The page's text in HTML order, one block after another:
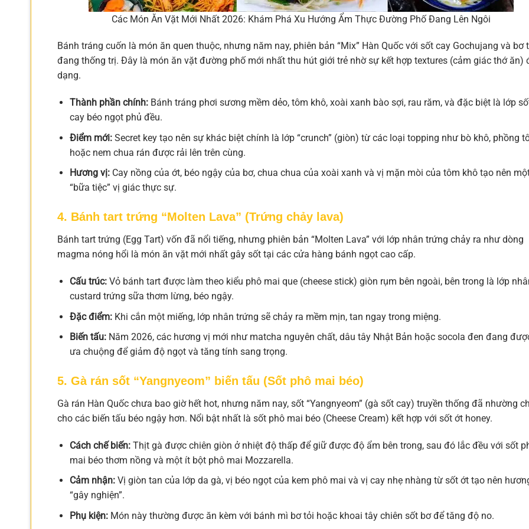
Các Món Ăn Vặt Mới Nhất 2026: Khám Phá Xu Hướng Ẩm Thực Đường Phố Đang Lên Ngôi
Bánh tráng cuốn là món ăn quen thuộc, nhưng năm nay, phiên bản “Mix” Hàn Quốc với sốt cay Gochujang và bơ
đang thống trị. Đây là món ăn vặt đường phố mới nhất thu hút giới trẻ nhờ sự kết hợp textures (cảm giác thớ ăn)
dạng.
Thành phần chính:Bánh tráng phơi sương mềm dẻo, tôm khô, xoài xanh bào sợi, rau răm, và đặc biệt là lớp
cay béo ngọt phủ đều.
Điểm mới:Secret key tạo nên sự khác biệt chính là lớp “crunch” (giòn) từ các loại topping như bò khô, phồng
hoặc nem chua rán được rải lên trên cùng.
Hương vị:Cay nồng của ớt, béo ngậy của bơ, chua chua của xoài xanh và vị mặn mòi của tôm khô tạo nên
“bữa tiệc” vị giác thực sự.
4. Bánh tart trứng “Molten Lava” (Trứng chảy lava)
Bánh tart trứng (Egg Tart) vốn đã nổi tiếng, nhưng phiên bản “Molten Lava” với lớp nhân trứng chảy ra như dòng
magma nóng hổi là món ăn vặt mới nhất gây sốt tại các cửa hàng bánh ngọt cao cấp.
Cấu trúc:Vỏ bánh tart được làm theo kiểu phô mai que (cheese stick) giòn rụm bên ngoài, bên trong là lớp
custard trứng sữa thơm lừng, béo ngậy.
Đặc điểm:Khi cắn một miếng, lớp nhân trứng sẽ chảy ra mềm mịn, tan ngay trong miệng.
Biến tấu:Năm 2026, các hương vị mới như matcha nguyên chất, dâu tây Nhật Bản hoặc socola đen đang
ưa chuộng để giảm độ ngọt và tăng tính sang trọng.
5. Gà rán sốt “Yangnyeom” biến tấu (Sốt phô mai béo)
Gà rán Hàn Quốc chưa bao giờ hết hot, nhưng năm nay, sốt “Yangnyeom” (gà sốt cay) truyền thống đã nhường
cho các biến tấu béo ngậy hơn. Nổi bật nhất là sốt phô mai béo (Cheese Cream) kết hợp với sốt ớt honey.
Cách chế biến:Thịt gà được chiên giòn ở nhiệt độ thấp để giữ được độ ẩm bên trong, sau đó lắc đều với sốt
mai béo thơm nồng và một ít bột phô mai Mozzarella.
Cảm nhận:Vị giòn tan của lớp da gà, vị béo ngọt của kem phô mai và vị cay nhẹ nhàng từ sốt ớt tạo nên
“gây nghiện”.
Phụ kiện:Món này thường được ăn kèm với bánh mì bơ tỏi hoặc khoai tây chiên sốt bơ để tăng độ no.